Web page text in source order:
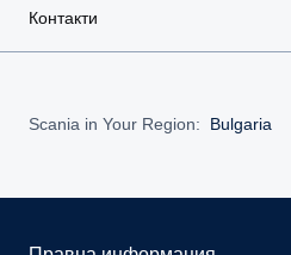
Контакти
Scania in Your Region: Bulgaria